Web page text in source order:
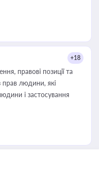
+18
правові позиції та
прав людини, які
і застосування